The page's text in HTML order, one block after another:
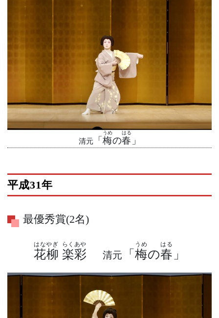
清元「梅
うめ
の春
はる
」
平成31年
最優秀賞(2名)
花柳
はなやぎ
楽彩
らくあや
清元 「 梅
うめ
の春
はる
」